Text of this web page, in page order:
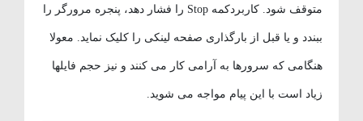
متوقف شود. کاربردکمه Stop را فشار دهد، پنجره مرورگر را
ببندد و یا قبل از بارگذاری صفحه لینکی را کلیک نماید. معولا
هنگامی که سرورها به آرامی کار می کنند و نیز حجم فایلها
زیاد است با این پیام مواجه می شوید.